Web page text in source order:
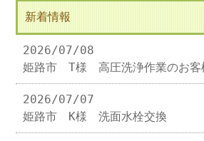
新着情報
2026/07/08
姫路市 T様 高圧洗浄作業のお客
2026/07/07
姫路市 K様 洗面水栓交換